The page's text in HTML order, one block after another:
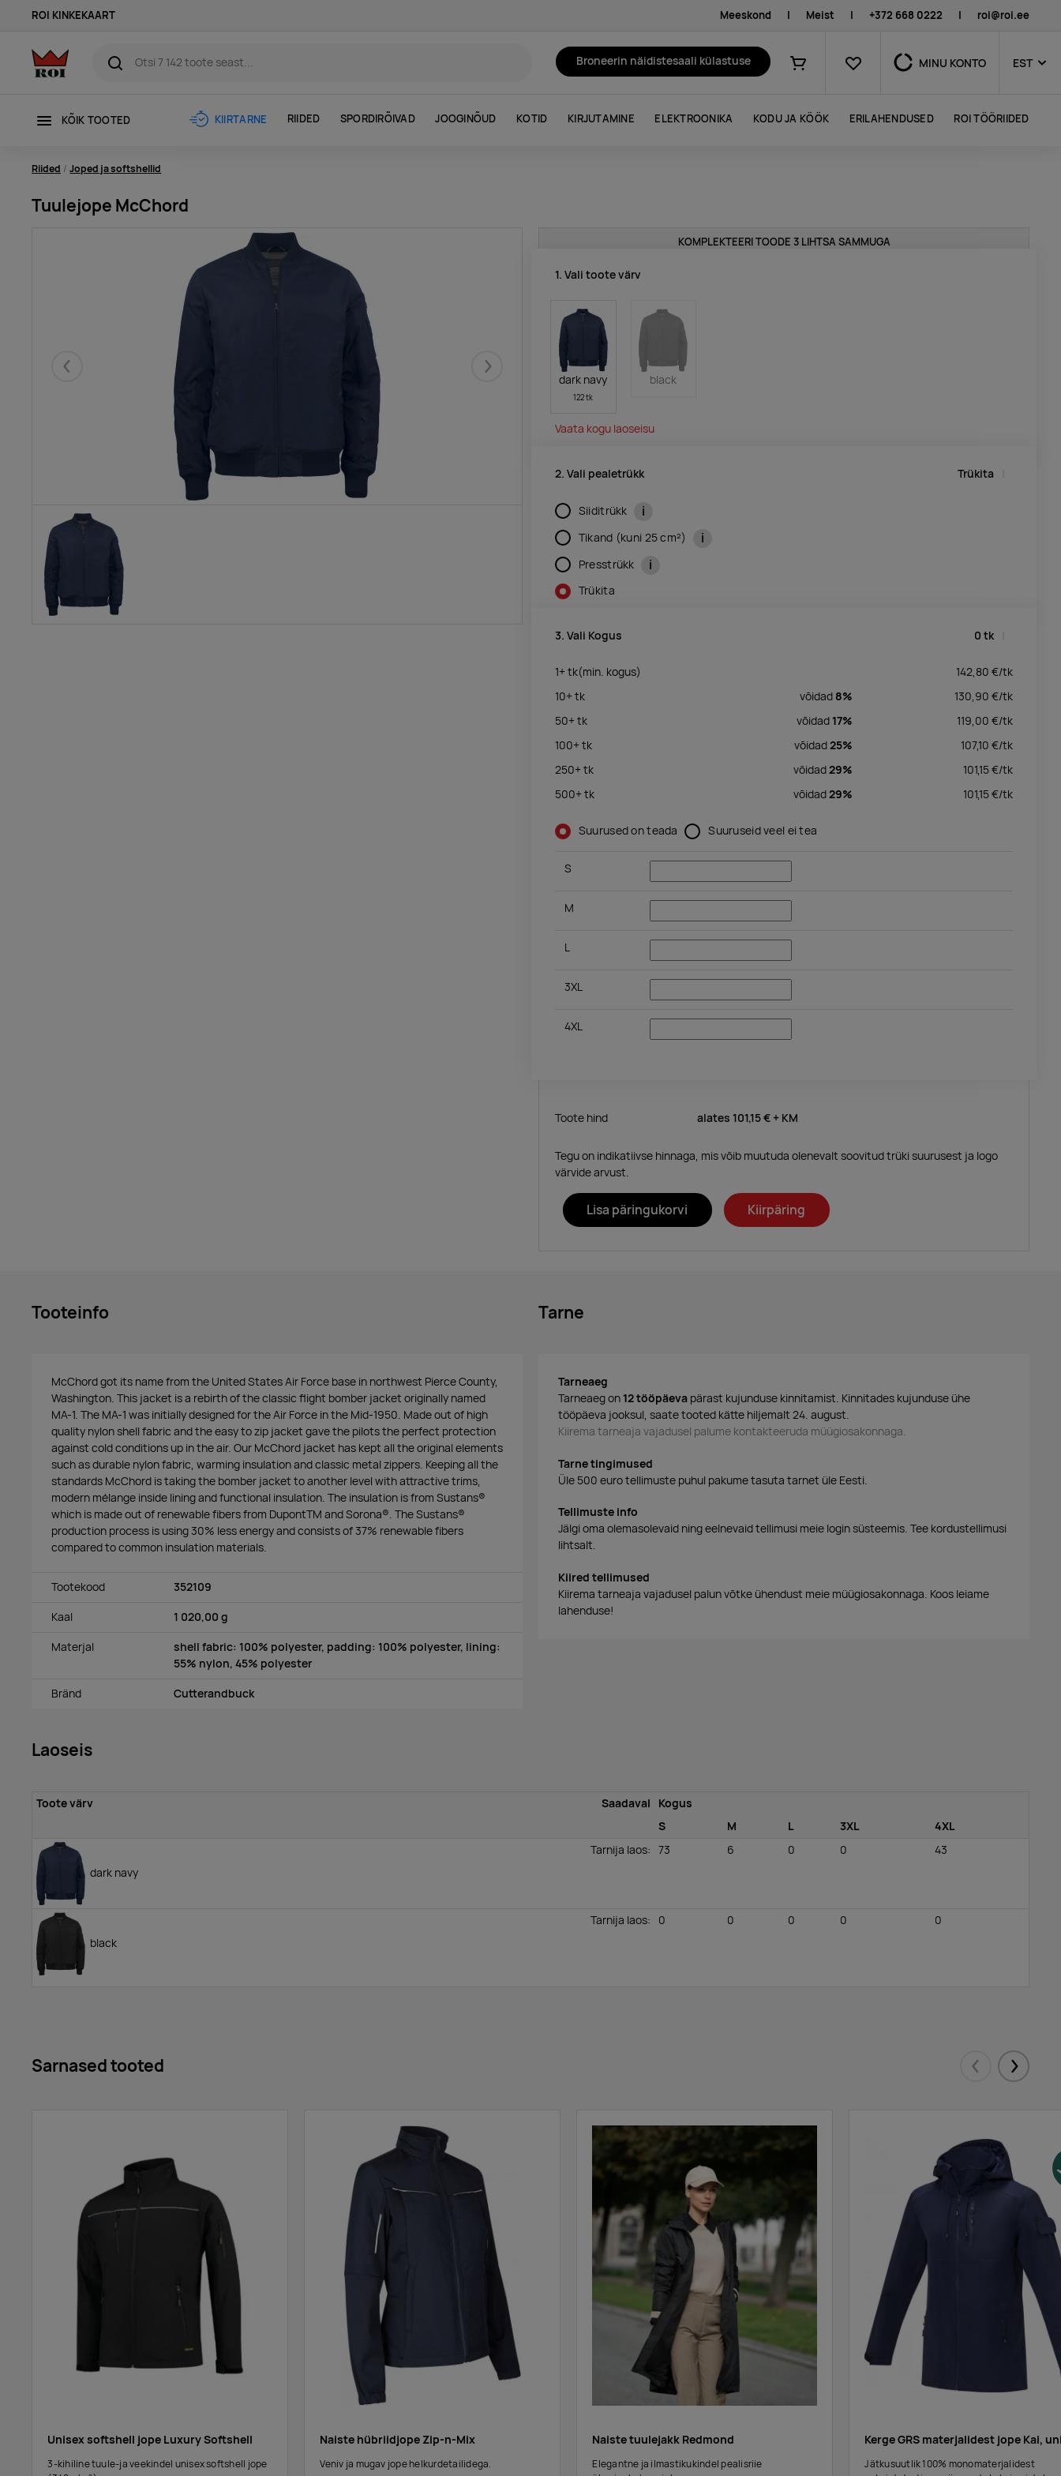
ROI KINKEKAART Meeskond | Meist | +372 668 0222 | roi@roi.ee
Broneerin näidistesaali külastuse
Ostukorv
Lemmikud MINU KONTO EST
KÕIK TOOTED KIIRTARNE RIIDED SPORDIRÕIVAD JOOGINÕUD KOTID KIRJUTAMINE ELEKTROONIKA KODU JA KÖÖK ERILAHENDUSED ROI TÖÖRIIDED
Riided Joped ja softshellid
Tuulejope McChord
Eelmised Järgmised
KOMPLEKTEERI TOODE 3 LIHTSA SAMMUGA
1. Vali toote värv
dark navy
122 tk
black
Vaata kogu laoseisu
2. Vali pealetrükk Trükita
Siiditrükk i
Tikand (kuni 25 cm²) i
Presstrükk i
Trükita
3. Vali Kogus 0 tk
1+tk(min. kogus) 142,80 €/tk
10+tk võidad 8% 130,90 €/tk
50+tk võidad 17% 119,00 €/tk
100+tk võidad25% 107,10 €/tk
250+tk võidad29% 101,15€/tk
500+tk võidad29% 101,15€/tk
Suurused on teada Suuruseid veel ei tea
S
M
L
3XL
4XL
Toote hind alates 101,15 € + KM
Tegu on indikatiivse hinnaga, mis võib muutuda olenevalt soovitud trüki suurusest ja logo
värvide arvust.
Lisa päringukorvi Kiirpäring
Tooteinfo
McChord got its name from the United States Air Force base in northwest Pierce County,
Washington. This jacket is a rebirth of the classic flight bomber jacket originally named
MA-1. The MA-1 was initially designed for the Air Force in the Mid-1950. Made out of high
quality nylon shell fabric and the easy to zip jacket gave the pilots the perfect protection
against cold conditions up in the air. Our McChord jacket has kept all the original elements
such as durable nylon fabric, warming insulation and classic metal zippers. Keeping all the
standards McChord is taking the bomber jacket to another level with attractive trims,
modern mélange inside lining and functional insulation. The insulation is from Sustans®
which is made out of renewable fibers from DupontTM and Sorona®. The Sustans®
production process is using 30% less energy and consists of 37% renewable fibers
compared to common insulation materials.
Tootekood 352109
Kaal 1 020,00 g
Materjal
shell fabric: 100% polyester, padding: 100% polyester, lining:
55% nylon, 45% polyester
Bränd Cutterandbuck
Tarne
Tarneaeg
Tarneaeg on 12 tööpäeva pärast kujunduse kinnitamist. Kinnitades kujunduse ühe
tööpäeva jooksul, saate tooted kätte hiljemalt 24. august.
Kiirema tarneaja vajadusel palume kontakteeruda müügiosakonnaga.
Tarne tingimused
Üle 500 euro tellimuste puhul pakume tasuta tarnet üle Eesti.
Tellimuste info
Jälgi oma olemasolevaid ning eelnevaid tellimusi meie login süsteemis. Tee kordustellimusi
lihtsalt.
Kiired tellimused
Kiirema tarneaja vajadusel palun võtke ühendust meie müügiosakonnaga. Koos leiame
lahenduse!
Laoseis
Toote värv Saadaval
Kogus
S
M L 3XL 4XL
dark navy
Tarnija laos: 73 6 0 0 43
black
Tarnija laos: 0 0 0 0 0
Sarnased tooted Eelmised
Unisex softshell jope Luxury Softshell
3-kihiline tuule-ja veekindel unisex softshell jope
Naiste hübriidjope Zip-n-Mix
Veniv ja mugav jope helkurdetailidega.
Naiste tuulejakk Redmond
Elegantne ja ilmastikukindel pealisriie
Kerge GRS materjalidest jope Kai,
Jätkusuutlik 100% monomaterjalidest